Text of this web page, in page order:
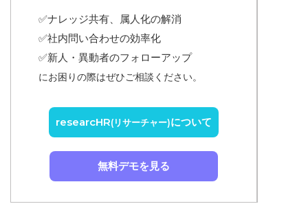
✅ナレッジ共有、属人化の解消
✅社内問い合わせの効率化
✅新人・異動者のフォローアップ
にお困りの際はぜひご相談ください。
researcHR(リサーチャー)について
無料デモを見る